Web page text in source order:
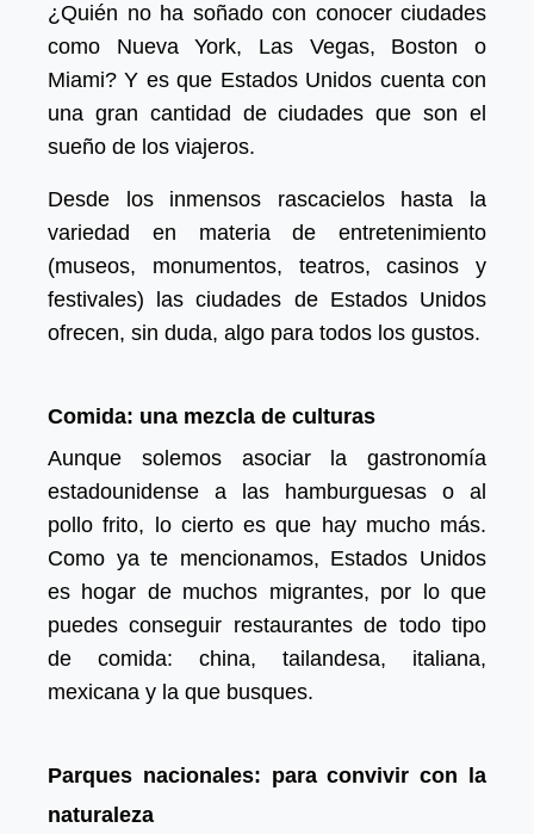
¿Quién no ha soñado con conocer ciudades
como Nueva York, Las Vegas, Boston o
Miami? Y es que Estados Unidos cuenta con
una gran cantidad de ciudades que son el
sueño de los viajeros.
Desde los inmensos rascacielos hasta la
variedad en materia de entretenimiento
(museos, monumentos, teatros, casinos y
festivales) las ciudades de Estados Unidos
ofrecen, sin duda, algo para todos los gustos.
Comida: una mezcla de culturas
Aunque solemos asociar la gastronomía
estadounidense a las hamburguesas o al
pollo frito, lo cierto es que hay mucho más.
Como ya te mencionamos, Estados Unidos
es hogar de muchos migrantes, por lo que
puedes conseguir restaurantes de todo tipo
de comida: china, tailandesa, italiana,
mexicana y la que busques.
Parques nacionales: para convivir con la
naturaleza